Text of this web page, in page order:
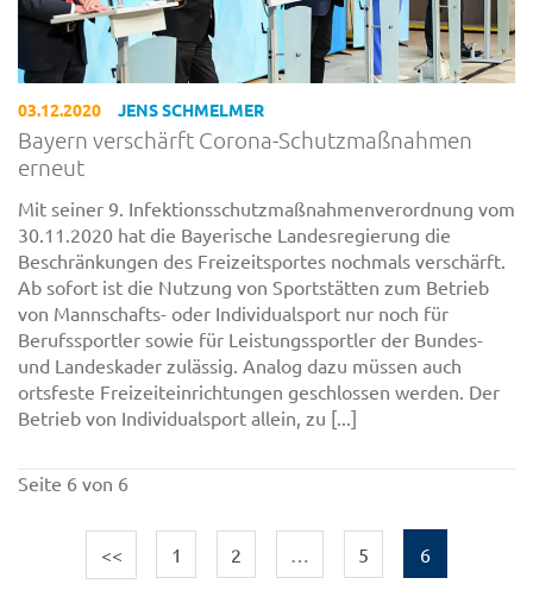
03.12.2020 JENS SCHMELMER
Bayern verschärft Corona-Schutzmaßnahmen
erneut
Mit seiner 9. Infektionsschutzmaßnahmenverordnung vom
30.11.2020 hat die Bayerische Landesregierung die
Beschränkungen des Freizeitsportes nochmals verschärft.
Ab sofort ist die Nutzung von Sportstätten zum Betrieb
von Mannschafts- oder Individualsport nur noch für
Berufssportler sowie für Leistungssportler der Bundes-
und Landeskader zulässig. Analog dazu müssen auch
ortsfeste Freizeiteinrichtungen geschlossen werden. Der
Betrieb von Individualsport allein, zu [...]
Seite 6 von 6
<< 1 2 5 6